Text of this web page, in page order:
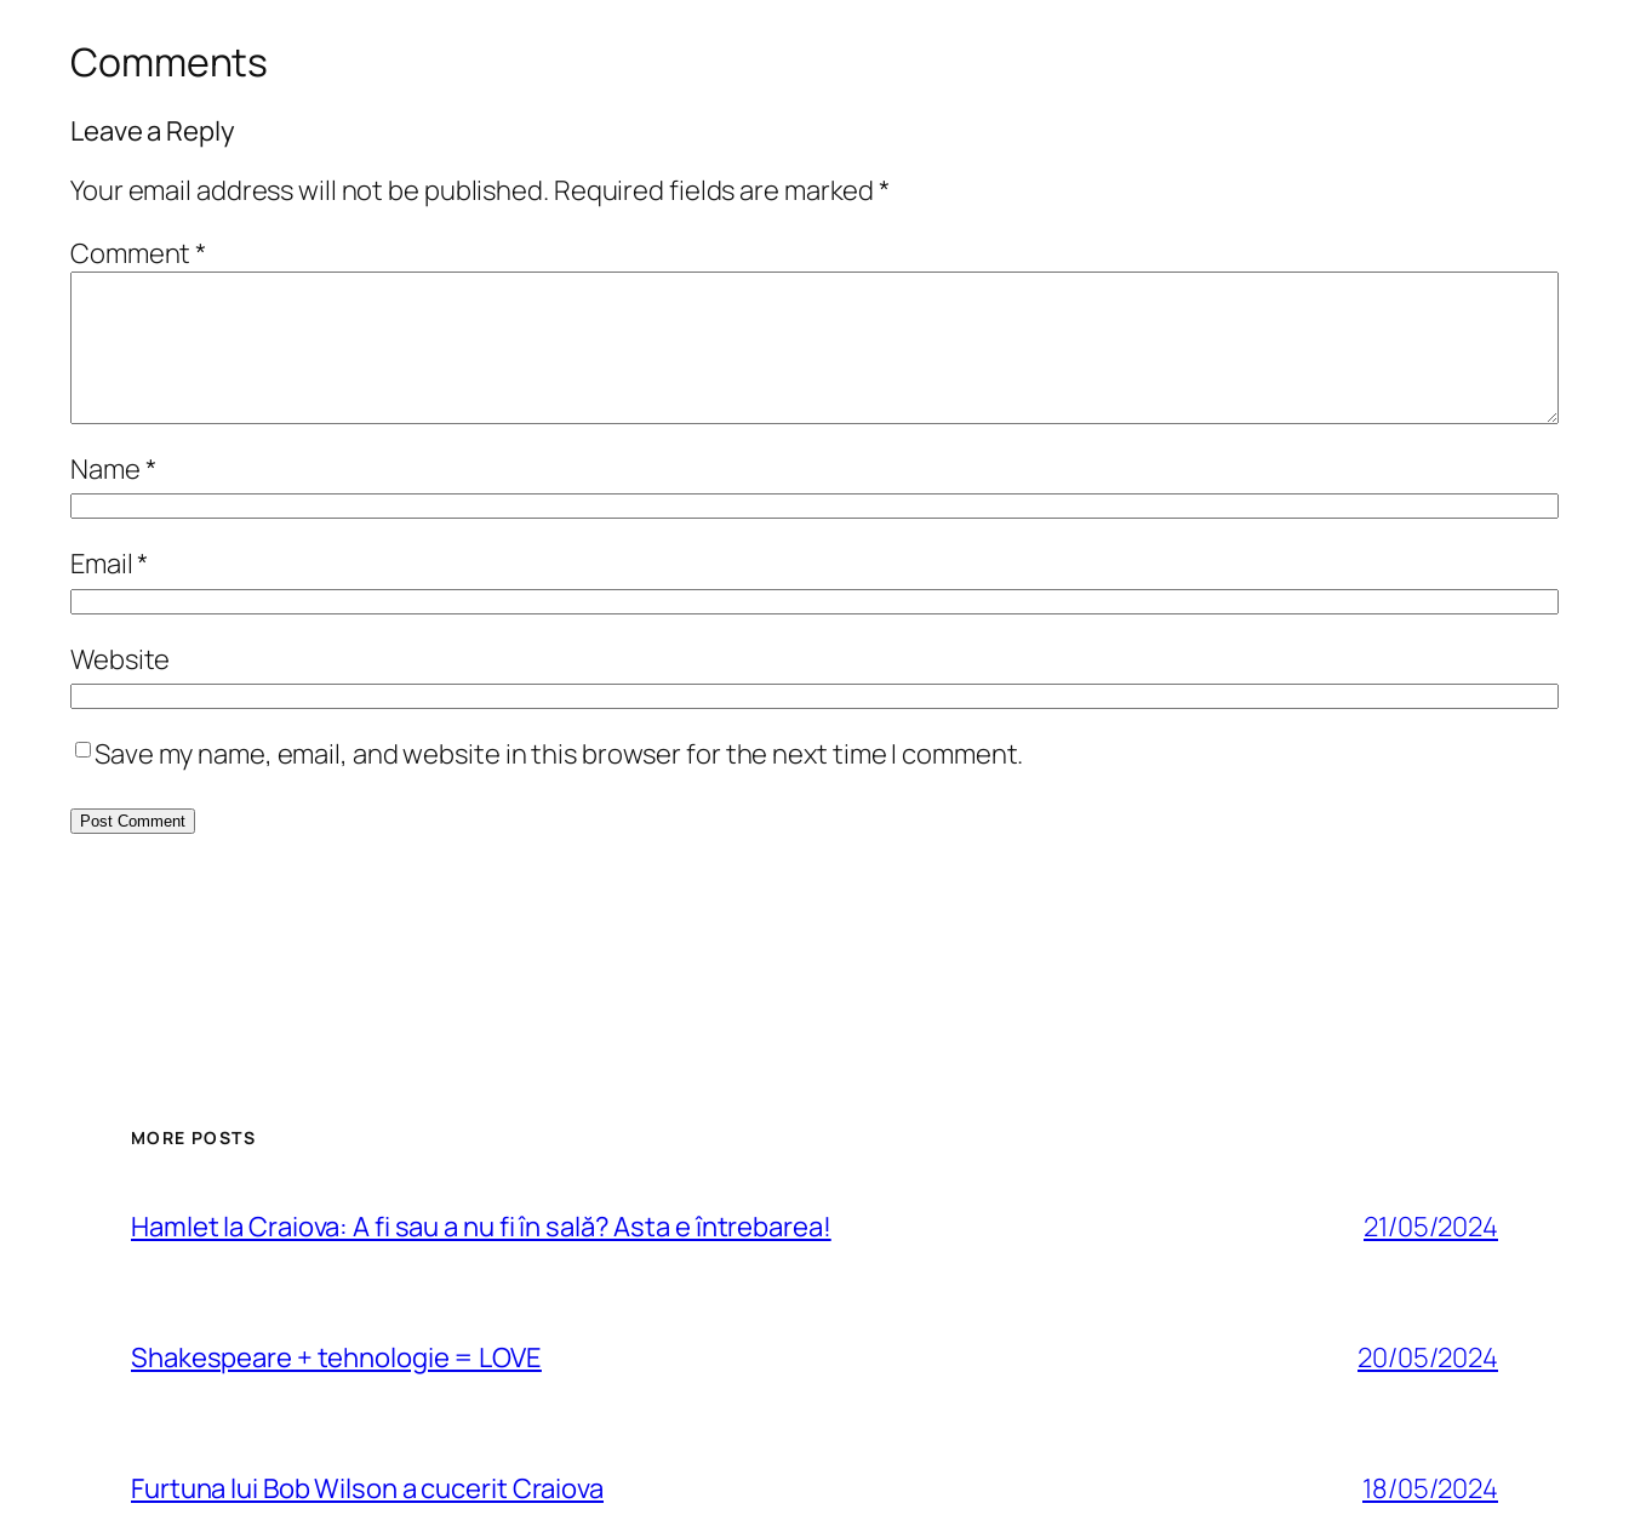
Comments
Leave a Reply
Your email address will not be published. Required fields are marked*
Comment*
Name*
Email*
Website
Save my name, email, and website in this browser for the next time I comment.
MORE POSTS
Hamlet la Craiova: A fi sau a nu fi în sală? Asta e întrebarea! 21/05/2024
Shakespeare + tehnologie = LOVE 20/05/2024
Furtuna lui Bob Wilson a cucerit Craiova 18/05/2024